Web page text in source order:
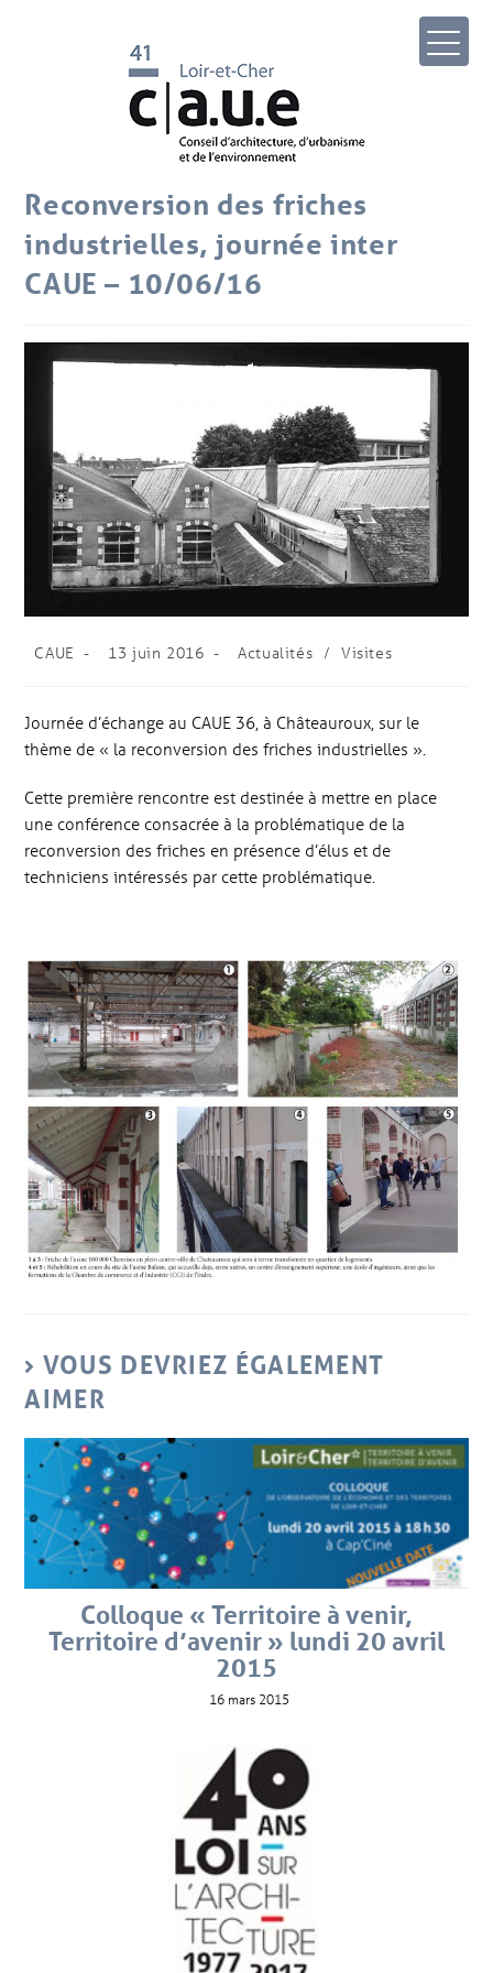
Reconversion des friches
industrielles, journée inter
CAUE – 10/06/16
CAUE 13 juin 2016 Actualités / Visites
Journée d’échange au CAUE 36, à Châteauroux, sur le
thème de « la reconversion des friches industrielles ».
Cette première rencontre est destinée à mettre en place
une conférence consacrée à la problématique de la
reconversion des friches en présence d’élus et de
techniciens intéressés par cette problématique.
VOUS DEVRIEZ ÉGALEMENT
AIMER
Colloque « Territoire à venir,
Territoire d’avenir » lundi 20 avril
2015
16 mars 2015